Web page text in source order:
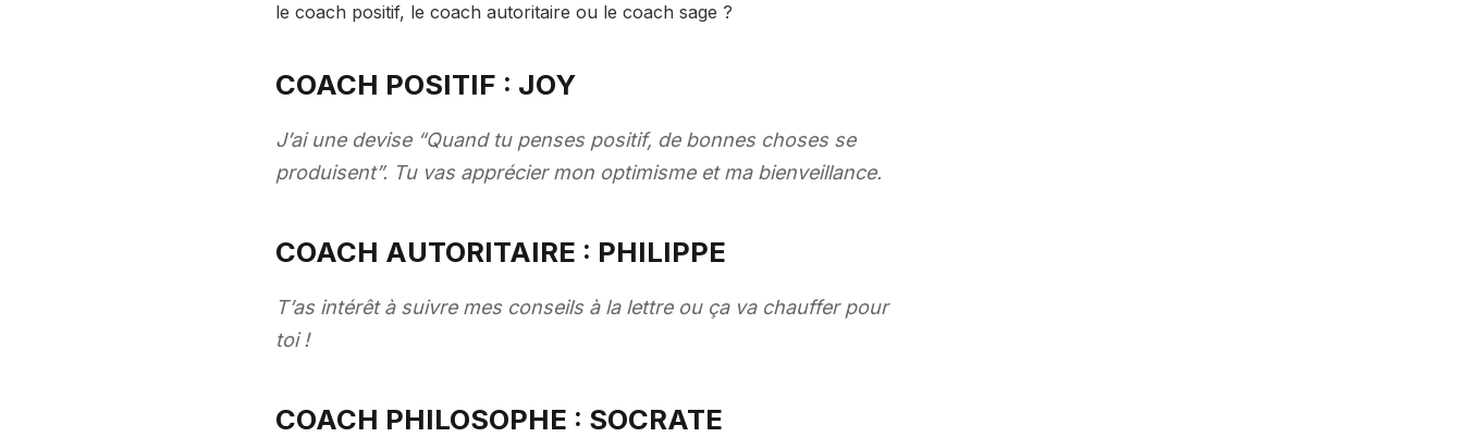
le coach positif, le coach autoritaire ou le coach sage ?
COACH POSITIF : JOY
J’ai une devise “Quand tu penses positif, de bonnes choses se
produisent”. Tu vas apprécier mon optimisme et ma bienveillance.
COACH AUTORITAIRE : PHILIPPE
T’as intérêt à suivre mes conseils à la lettre ou ça va chauffer pour
toi !
COACH PHILOSOPHE : SOCRATE